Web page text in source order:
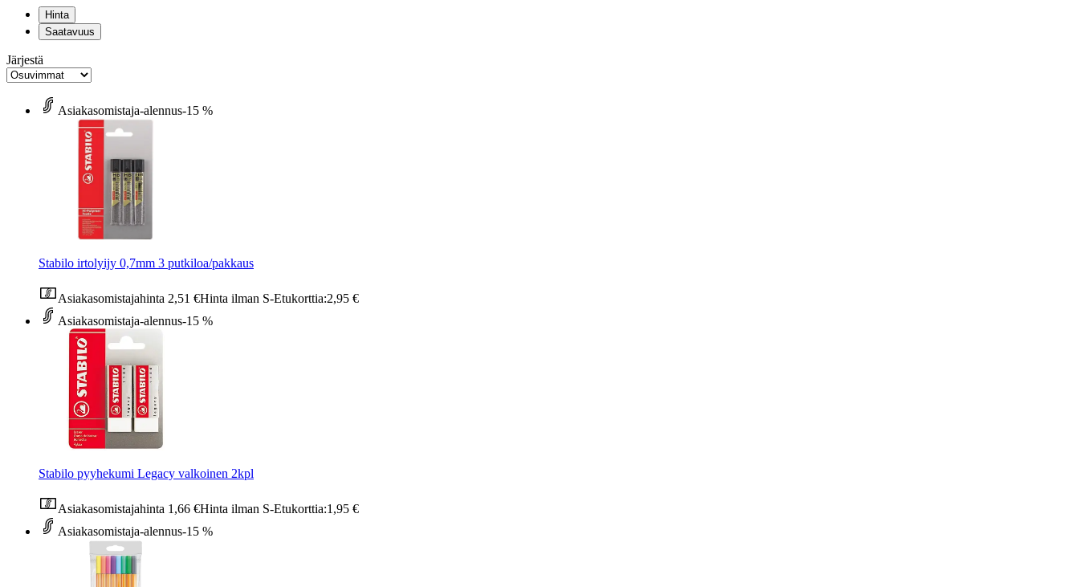
Hinta
Saatavuus
Järjestä
Asiakasomistaja-alennus-15 %
Stabilo irtolyijy 0,7mm 3 putkiloa/pakkaus
Asiakasomistajahinta 2,51 €Hinta ilman S-Etukorttia:2,95 €
Asiakasomistaja-alennus-15 %
Stabilo pyyhekumi Legacy valkoinen 2kpl
Asiakasomistajahinta 1,66 €Hinta ilman S-Etukorttia:1,95 €
Asiakasomistaja-alennus-15 %